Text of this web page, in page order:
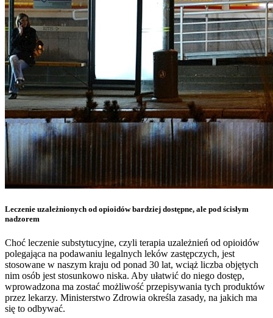
Leczenie uzależnionych od opioidów bardziej dostępne, ale pod ścisłym
nadzorem
Choć leczenie substytucyjne, czyli terapia uzależnień od opioidów
polegająca na podawaniu legalnych leków zastępczych, jest
stosowane w naszym kraju od ponad 30 lat, wciąż liczba objętych
nim osób jest stosunkowo niska. Aby ułatwić do niego dostęp,
wprowadzona ma zostać możliwość przepisywania tych produktów
przez lekarzy. Ministerstwo Zdrowia określa zasady, na jakich ma
się to odbywać.